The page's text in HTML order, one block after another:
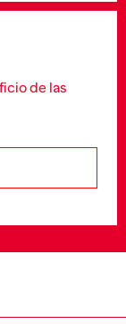
de las